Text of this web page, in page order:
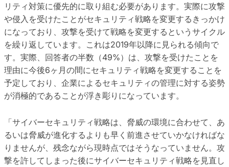
リティ対策に優先的に取り組む必要があります。実際に攻撃
や侵入を受けたことがセキュリティ戦略を変更するきっかけ
になっており、攻撃を受けて戦略を変更するというサイクル
を繰り返しています。これは2019年以降に見られる傾向で
す。実際、回答者の半数（49%）は、攻撃を受けたことを
理由に今後6ヶ月の間にセキュリティ戦略を変更することを
予定しており、企業によるセキュリティの管理に対する姿勢
が消極的であることが浮き彫りになっています。
「サイバーセキュリティ戦略は、脅威の環境に合わせて、あ
るいは脅威が進化するよりも早く前進させていかなければな
りませんが、残念ながら現時点ではそうなっていません。攻
撃を許してしまった後にサイバーセキュリティ戦略を見直し